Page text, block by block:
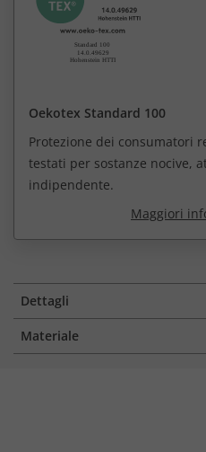
Oekotex Standard 100
Protezione dei consumatori
testati per sostanze nocive,
indipendente.
Maggiori
Dettagli
Materiale